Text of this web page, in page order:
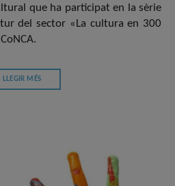
que ha participat en la sèrie
del sector «La cultura en 300
LLEGIR MÉS